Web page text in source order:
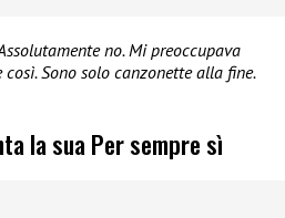
no. Mi preoccupava
così. Sono solo canzonette alla fine.
la sua Per sempre sì